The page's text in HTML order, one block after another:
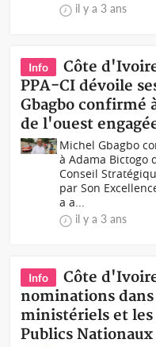
il y a 3 ans
Info
Côte
PPA-CI dévoile
Gbagbo confirmé
de l'ouest
Michel Gbagbo
à Adama Bictogo
Conseil
par Son
a a...
il y a 3 ans
Info
Côte
nominations
ministériels et
Publics Nationaux